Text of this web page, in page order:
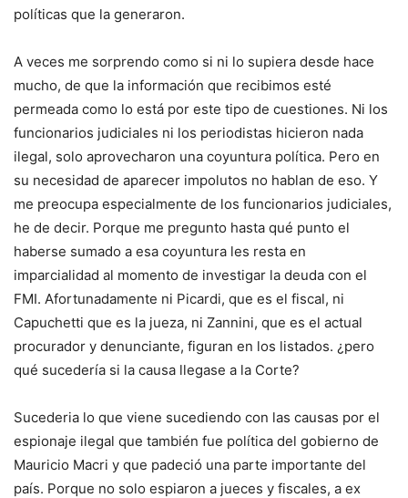
políticas que la generaron.
A veces me sorprendo como si ni lo supiera desde hace
mucho, de que la información que recibimos esté
permeada como lo está por este tipo de cuestiones. Ni los
funcionarios judiciales ni los periodistas hicieron nada
ilegal, solo aprovecharon una coyuntura política. Pero en
su necesidad de aparecer impolutos no hablan de eso. Y
me preocupa especialmente de los funcionarios judiciales,
he de decir. Porque me pregunto hasta qué punto el
haberse sumado a esa coyuntura les resta en
imparcialidad al momento de investigar la deuda con el
FMI. Afortunadamente ni Picardi, que es el fiscal, ni
Capuchetti que es la jueza, ni Zannini, que es el actual
procurador y denunciante, figuran en los listados. ¿pero
qué sucedería si la causa llegase a la Corte?
Sucederia lo que viene sucediendo con las causas por el
espionaje ilegal que también fue política del gobierno de
Mauricio Macri y que padeció una parte importante del
país. Porque no solo espiaron a jueces y fiscales, a ex